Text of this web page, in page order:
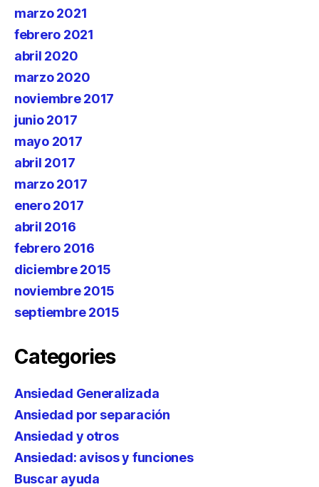
marzo 2021
febrero 2021
abril 2020
marzo 2020
noviembre 2017
junio 2017
mayo 2017
abril 2017
marzo 2017
enero 2017
abril 2016
febrero 2016
diciembre 2015
noviembre 2015
septiembre 2015
Categories
Ansiedad Generalizada
Ansiedad por separación
Ansiedad y otros
Ansiedad: avisos y funciones
Buscar ayuda